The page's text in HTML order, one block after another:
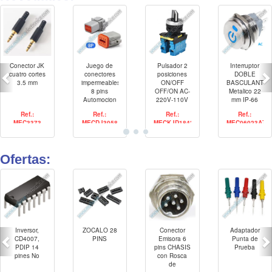
Conector JK
cuatro cortes
3.5 mm
Ref.:
MEC3373
Juego de
conectores
impermeables
8 pins
Automocion
22-16AWG
Ref.:
MECDJ3058
Pulsador 2
posiciones
ON/OFF
OFF/ON AC-
220V-110V
Ref.:
MECKJD18430
Interruptor
DOBLE
BASCULANTE
Metalico 22
mm IP-66
AZUL / AC
110/220V 2
Ref.:
MEC06023AZ
Ofertas:
Inversor,
CD4007,
PDIP 14
pines No
ZOCALO 28
PINS
Conector
Emisora 6
pins CHASIS
con Rosca
de
Adaptador
Punta de
Prueba